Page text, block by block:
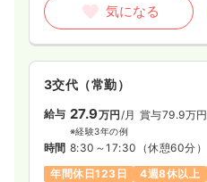
気になる
3交代（常勤）
給与 27.9万円 /月 賞与79.9万円
※経験3年の例
時間 8:30～17:30 （休憩60分）
年間休日123日
4週8休以上